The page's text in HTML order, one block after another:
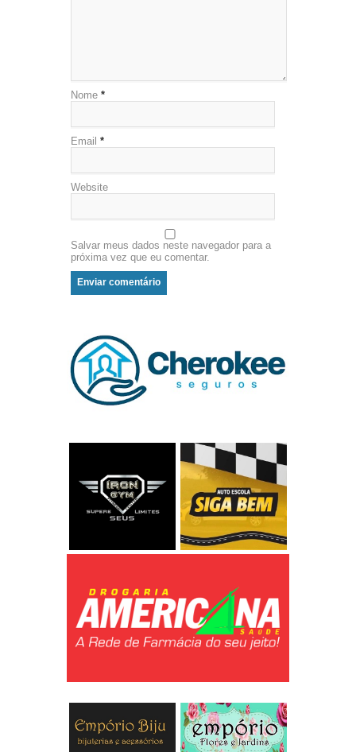
Nome *
Email *
Website
Salvar meus dados neste navegador para a
próxima vez que eu comentar.